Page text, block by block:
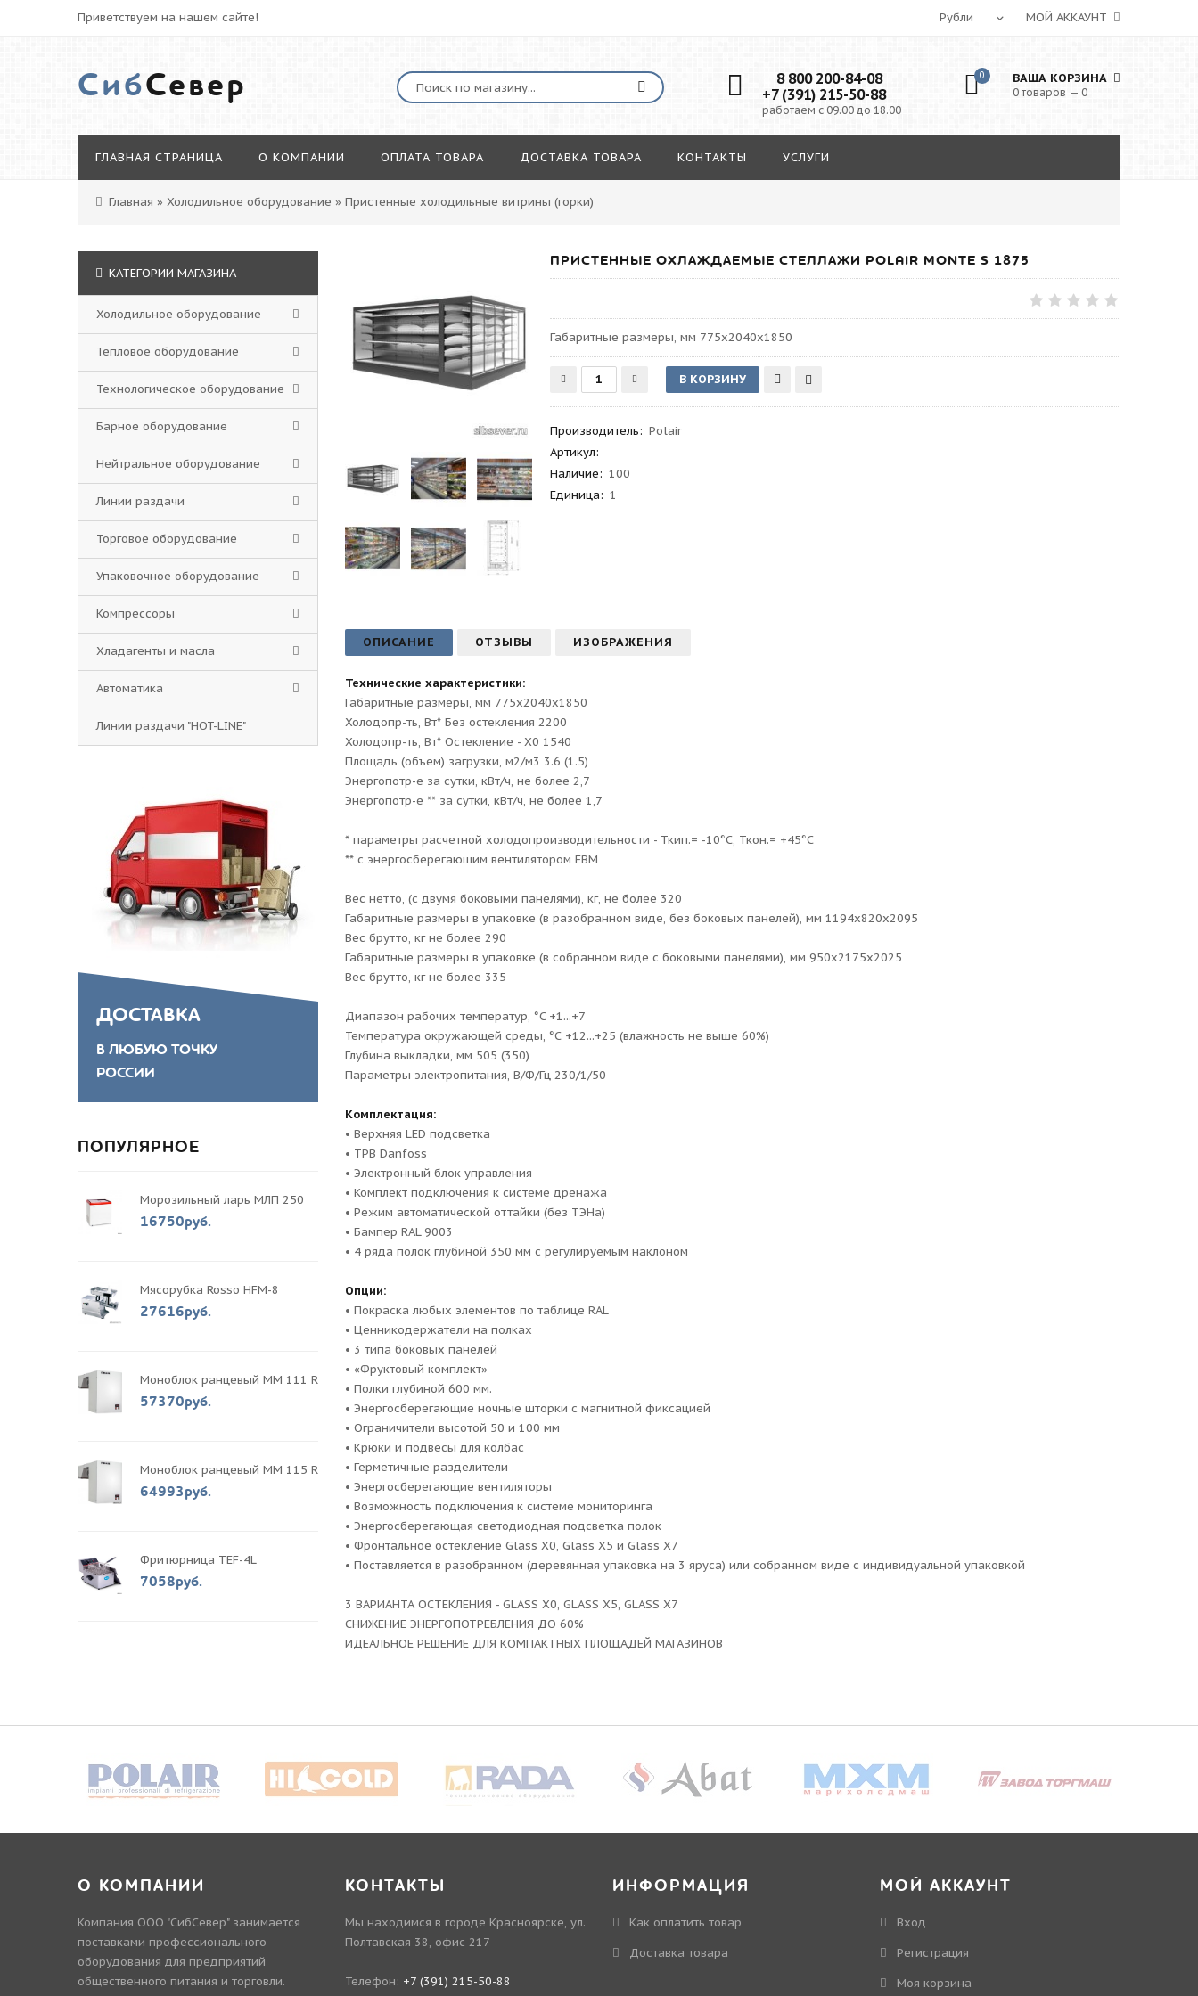
Приветствуем на нашем сайте! МОЙ АККАУНТ
СибСевер
8 800 200-84-08
+7 (391) 215-50-88
работаем с 09.00 до 18.00
0 ВАША КОРЗИНА
0 товаров — 0
ГЛАВНАЯ СТРАНИЦА О КОМПАНИИ ОПЛАТА ТОВАРА ДОСТАВКА ТОВАРА КОНТАКТЫ УСЛУГИ
Главная » Холодильное оборудование » Пристенные холодильные витрины (горки)
ПРИСТЕННЫЕ ОХЛАЖДАЕМЫЕ СТЕЛЛАЖИ POLAIR MONTE S 1875
Габаритные размеры, мм 775х2040х1850
Производитель: Polair
Артикул:
Наличие: 100
Единица: 1
ОПИСАНИЕ ОТЗЫВЫ ИЗОБРАЖЕНИЯ
Технические характеристики:
Габаритные размеры, мм 775х2040х1850
Холодопр-ть, Вт* Без остекления 2200
Холодопр-ть, Вт* Остекление - Х0 1540
Площадь (объем) загрузки, м2/м3 3.6 (1.5)
Энергопотр-е за сутки, кВт/ч, не более 2,7
Энергопотр-е ** за сутки, кВт/ч, не более 1,7
* параметры расчетной холодопроизводительности - Ткип.= -10°С, Ткон.= +45°С
** с энергосберегающим вентилятором EBM
Вес нетто, (с двумя боковыми панелями), кг, не более 320
Габаритные размеры в упаковке (в разобранном виде, без боковых панелей), мм 1194х820х2095
Вес брутто, кг не более 290
Габаритные размеры в упаковке (в собранном виде с боковыми панелями), мм 950х2175х2025
Вес брутто, кг не более 335
Диапазон рабочих температур, °C +1...+7
Температура окружающей среды, °С +12...+25 (влажность не выше 60%)
Глубина выкладки, мм 505 (350)
Параметры электропитания, В/Ф/Гц 230/1/50
Комплектация:
• Верхняя LED подсветка
• ТРВ Danfoss
• Электронный блок управления
• Комплект подключения к системе дренажа
• Режим автоматической оттайки (без ТЭНа)
• Бампер RAL 9003
• 4 ряда полок глубиной 350 мм с регулируемым наклоном
Опции:
• Покраска любых элементов по таблице RAL
• Ценникодержатели на полках
• 3 типа боковых панелей
• «Фруктовый комплект»
• Полки глубиной 600 мм.
• Энергосберегающие ночные шторки с магнитной фиксацией
• Ограничители высотой 50 и 100 мм
• Крюки и подвесы для колбас
• Герметичные разделители
• Энергосберегающие вентиляторы
• Возможность подключения к системе мониторинга
• Энергосберегающая светодиодная подсветка полок
• Фронтальное остекление Glass X0, Glass X5 и Glass X7
• Поставляется в разобранном (деревянная упаковка на 3 яруса) или собранном виде с индивидуальной упаковкой
3 ВАРИАНТА ОСТЕКЛЕНИЯ - GLASS X0, GLASS X5, GLASS X7
СНИЖЕНИЕ ЭНЕРГОПОТРЕБЛЕНИЯ ДО 60%
ИДЕАЛЬНОЕ РЕШЕНИЕ ДЛЯ КОМПАКТНЫХ ПЛОЩАДЕЙ МАГАЗИНОВ
КАТЕГОРИИ МАГАЗИНА
Холодильное оборудование
Тепловое оборудование
Технологическое оборудование
Барное оборудование
Нейтральное оборудование
Линии раздачи
Торговое оборудование
Упаковочное оборудование
Компрессоры
Хладагенты и масла
Автоматика
Линии раздачи "HOT-LINE"
ДОСТАВКА
В ЛЮБУЮ ТОЧКУ
РОССИИ
ПОПУЛЯРНОЕ
Морозильный ларь МЛП 250
16750руб.
Мясорубка Rosso HFM-8
27616руб.
Моноблок ранцевый MM 111 R
57370руб.
Моноблок ранцевый MM 115 R
64993руб.
Фритюрница TEF-4L
7058руб.
О КОМПАНИИ
Компания ООО "СибСевер" занимается
поставками профессионального
оборудования для предприятий
общественного питания и торговли.
КОНТАКТЫ
Мы находимся в городе Красноярске, ул.
Полтавская 38, офис 217
Телефон: +7 (391) 215-50-88
ИНФОРМАЦИЯ
Как оплатить товар
Доставка товара
МОЙ АККАУНТ
Вход
Регистрация
Моя корзина